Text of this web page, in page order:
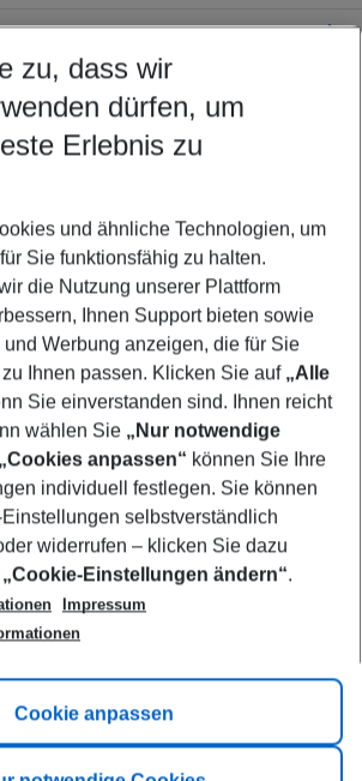
which suits your best
range
08/27 5-8 nights
children
Show more filter
zu, dass wir
dürfen, um
Erlebnis zu
und ähnliche Technologien, um
Sie funktionsfähig zu halten.
die Nutzung unserer Plattform
Ihnen Support bieten sowie
und Werbung anzeigen, die für Sie
Ihnen passen. Klicken Sie auf „Alle
Sie einverstanden sind. Ihnen reicht
wählen Sie „Nur notwendige
„Cookies anpassen“ können Sie Ihre
individuell festlegen. Sie können
selbstverständlich
widerrufen – klicken Sie dazu
„Cookie-Einstellungen ändern“.
Impressum
Cookie anpassen